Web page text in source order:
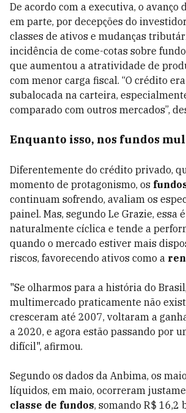
De acordo com a executiva, o avanço
em parte, por decepções do
classes de ativos e mudanças
incidência de come-cotas sobre
que aumentou a atratividade de
com menor carga fiscal. “O crédito
subalocada na carteira,
comparado com outros mercados”,
Enquanto isso, nos fundos
Diferentemente do crédito privado,
momento de protagonismo, os
continuam sofrendo, avaliam os
painel. Mas, segundo Le Grazie, essa
naturalmente cíclica e tende a
quando o mercado estiver mais
riscos, favorecendo ativos como a
"Se olharmos para a história do
multimercado praticamente não
cresceram até 2007, voltaram a
a 2020, e agora estão passando por
difícil", afirmou.
Segundo os dados da Anbima, os
líquidos, em maio, ocorreram
classe de fundos, somando R$ 16,2